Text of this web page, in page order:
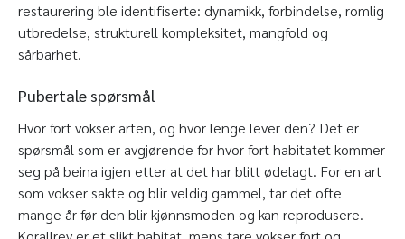
restaurering ble identifiserte: dynamikk, forbindelse, romlig
utbredelse, strukturell kompleksitet, mangfold og
sårbarhet.
Pubertale spørsmål
Hvor fort vokser arten, og hvor lenge lever den? Det er
spørsmål som er avgjørende for hvor fort habitatet kommer
seg på beina igjen etter at det har blitt ødelagt. For en art
som vokser sakte og blir veldig gammel, tar det ofte
mange år før den blir kjønnsmoden og kan reprodusere.